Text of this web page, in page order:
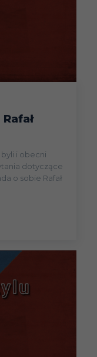
i obecni
dotyczące
o sobie Rafał